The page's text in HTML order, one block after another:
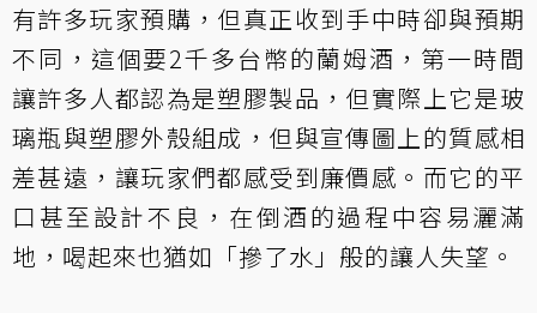
有許多玩家預購，但真正收到手中時卻與預期
不同，這個要2千多台幣的蘭姆酒，第一時間
讓許多人都認為是塑膠製品，但實際上它是玻
璃瓶與塑膠外殼組成，但與宣傳圖上的質感相
差甚遠，讓玩家們都感受到廉價感。而它的平
口甚至設計不良，在倒酒的過程中容易灑滿
地，喝起來也猶如「摻了水」般的讓人失望。